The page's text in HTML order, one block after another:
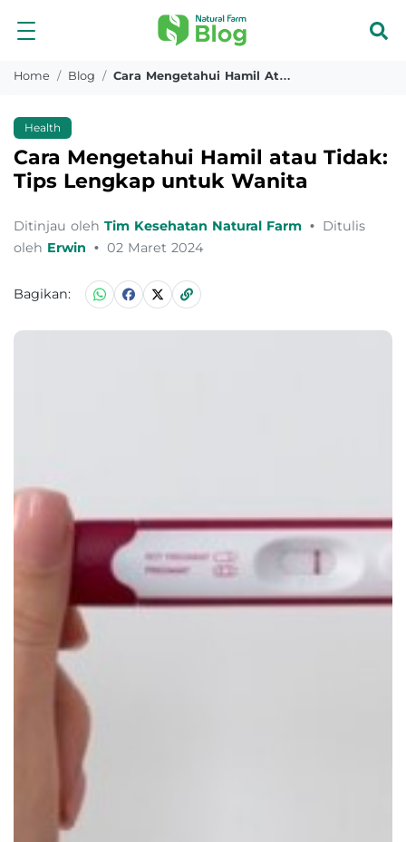
Home Blog Cara Mengetahui Hamil Atau Tidak Tips Lengkap Untuk Wanita
Health
Cara Mengetahui Hamil atau Tidak:
Tips Lengkap untuk Wanita
Ditinjau oleh Tim Kesehatan Natural Farm • Ditulis
oleh Erwin • 02 Maret 2024
Bagikan: